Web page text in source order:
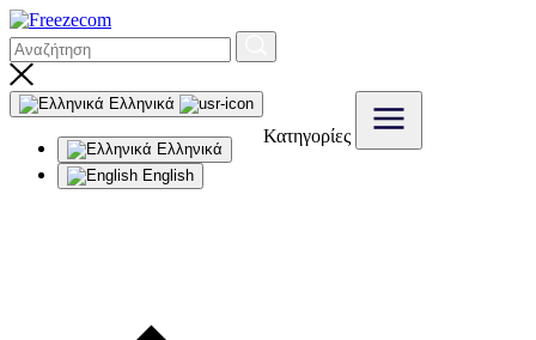
Ελληνικά
Ελληνικά
English
Κατηγορίες